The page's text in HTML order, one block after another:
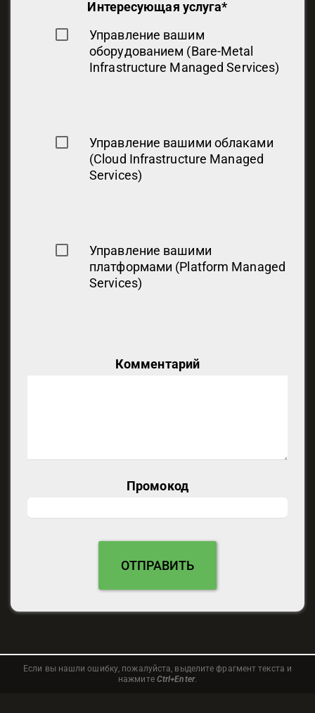
Интересующая услуга*
Управление вашим
оборудованием (Bare-Metal
Infrastructure Managed Services)
Управление вашими облаками
(Cloud Infrastructure Managed
Services)
Управление вашими
платформами (Platform Managed
Services)
Комментарий
Промокод
Если вы нашли ошибку, пожалуйста, выделите фрагмент текста и
нажмите Ctrl+Enter.